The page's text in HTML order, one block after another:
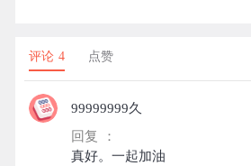
评论 4 点赞
99999999久
回复 ：